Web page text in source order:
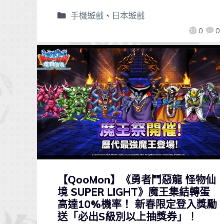
0 0
手機遊戲、 日本遊戲
【QooMon】《勇者鬥惡龍 怪物仙
境 SUPER LIGHT》魔王集結轉蛋
高達10%機率！ 新春限定登入獎勵
送「必出S級別以上抽獎券」！